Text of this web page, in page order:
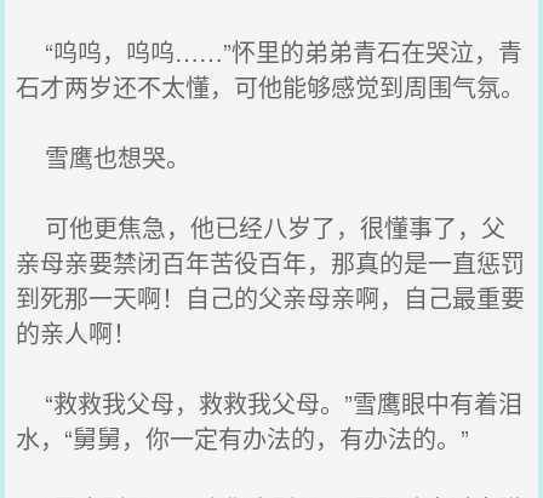
“呜呜，呜呜……”怀里的弟弟青石在哭泣，青
石才两岁还不太懂，可他能够感觉到周围气氛。
雪鹰也想哭。
可他更焦急，他已经八岁了，很懂事了，父
亲母亲要禁闭百年苦役百年，那真的是一直惩罚
到死那一天啊！自己的父亲母亲啊，自己最重要
的亲人啊！
“救救我父母，救救我父母。”雪鹰眼中有着泪
水，“舅舅，你一定有办法的，有办法的。”